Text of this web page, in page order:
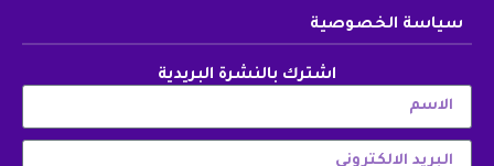
سياسة الخصوصية
اشترك بالنشرة البريدية